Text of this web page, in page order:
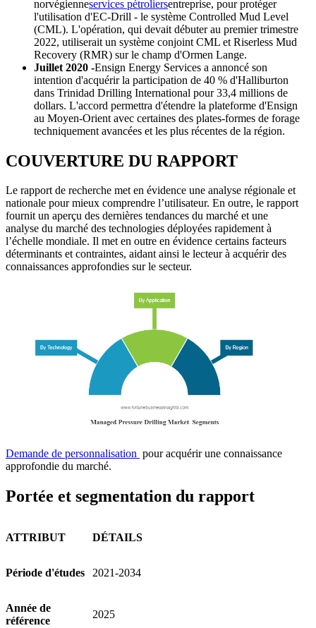
norvégienneservices pétroliersentreprise, pour protéger
l'utilisation d'EC-Drill - le système Controlled Mud Level
(CML). L'opération, qui devait débuter au premier trimestre
2022, utiliserait un système conjoint CML et Riserless Mud
Recovery (RMR) sur le champ d'Ormen Lange.
Juillet 2020 -Ensign Energy Services a annoncé son
intention d'acquérir la participation de 40 % d'Halliburton
dans Trinidad Drilling International pour 33,4 millions de
dollars. L'accord permettra d'étendre la plateforme d'Ensign
au Moyen-Orient avec certaines des plates-formes de forage
techniquement avancées et les plus récentes de la région.
COUVERTURE DU RAPPORT
Le rapport de recherche met en évidence une analyse régionale et
nationale pour mieux comprendre l’utilisateur. En outre, le rapport
fournit un aperçu des dernières tendances du marché et une
analyse du marché des technologies déployées rapidement à
l’échelle mondiale. Il met en outre en évidence certains facteurs
déterminants et contraintes, aidant ainsi le lecteur à acquérir des
connaissances approfondies sur le secteur.
Demande de personnalisation pour acquérir une connaissance
approfondie du marché.
Portée et segmentation du rapport
ATTRIBUT DÉTAILS
Période d'études 2021-2034
Année de
référence
2025